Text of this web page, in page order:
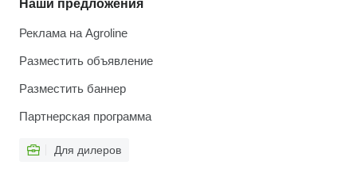
Наши предложения
Реклама на Agroline
Разместить объявление
Разместить баннер
Партнерская программа
Для дилеров